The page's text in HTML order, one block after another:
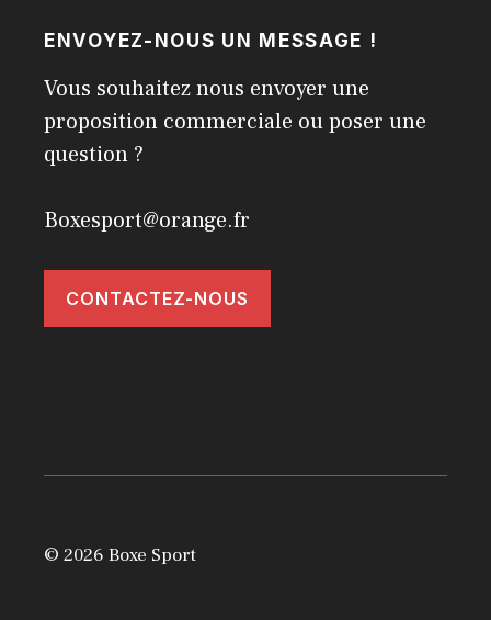
ENVOYEZ-NOUS UN MESSAGE !
Vous souhaitez nous envoyer une
proposition commerciale ou poser une
question ?
Boxesport@orange.fr
CONTACTEZ-NOUS
© 2026 Boxe Sport